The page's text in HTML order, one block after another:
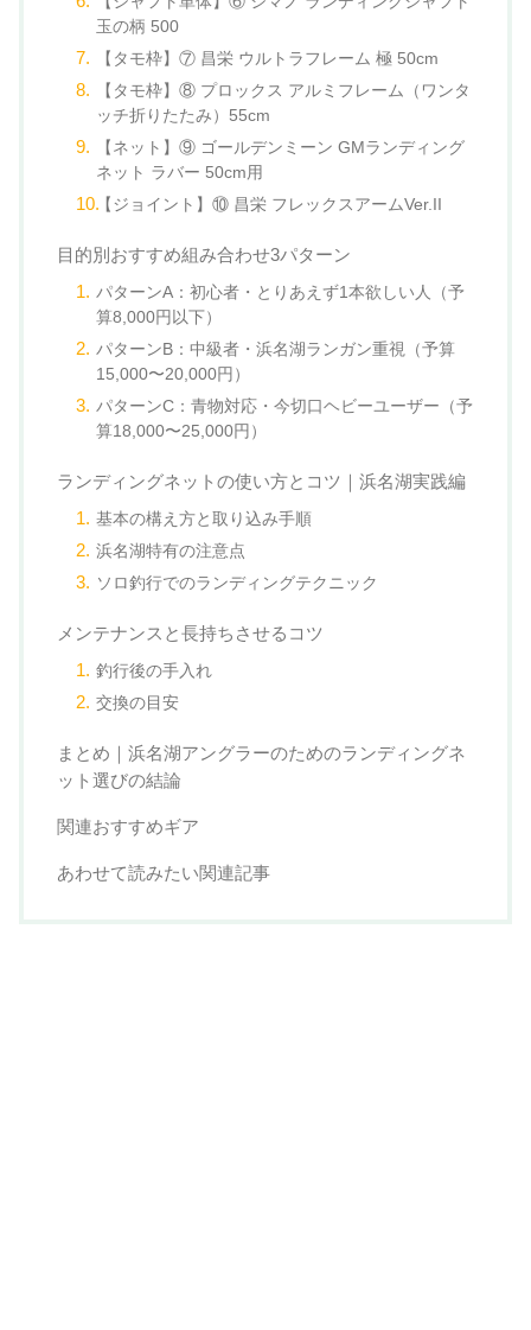
玉の柄 500
【タモ枠】⑦ 昌栄 ウルトラフレーム 極 50cm
【タモ枠】⑧ プロックス アルミフレーム（ワンタ
ッチ折りたたみ）55cm
【ネット】⑨ ゴールデンミーン GMランディング
ネット ラバー 50cm用
【ジョイント】⑩ 昌栄 フレックスアームVer.II
目的別おすすめ組み合わせ3パターン
パターンA：初心者・とりあえず1本欲しい人（予
算8,000円以下）
パターンB：中級者・浜名湖ランガン重視（予算
15,000〜20,000円）
パターンC：青物対応・今切口ヘビーユーザー（予
算18,000〜25,000円）
ランディングネットの使い方とコツ｜浜名湖実践編
基本の構え方と取り込み手順
浜名湖特有の注意点
ソロ釣行でのランディングテクニック
メンテナンスと長持ちさせるコツ
釣行後の手入れ
交換の目安
まとめ｜浜名湖アングラーのためのランディングネ
ット選びの結論
関連おすすめギア
あわせて読みたい関連記事